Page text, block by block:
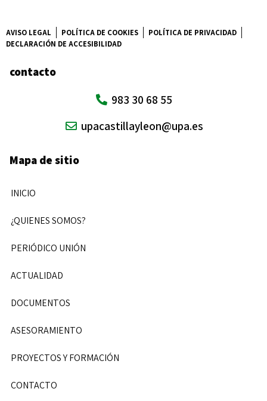
AVISO LEGAL POLÍTICA DE COOKIES
POLÍTICA DE PRIVACIDAD
DECLARACIÓN DE ACCESIBILIDAD
contacto
983 30 68 55
upacastillayleon@upa.es
Mapa de sitio
INICIO
¿QUIENES SOMOS?
PERIÓDICO UNIÓN
ACTUALIDAD
DOCUMENTOS
ASESORAMIENTO
PROYECTOS Y FORMACIÓN
CONTACTO